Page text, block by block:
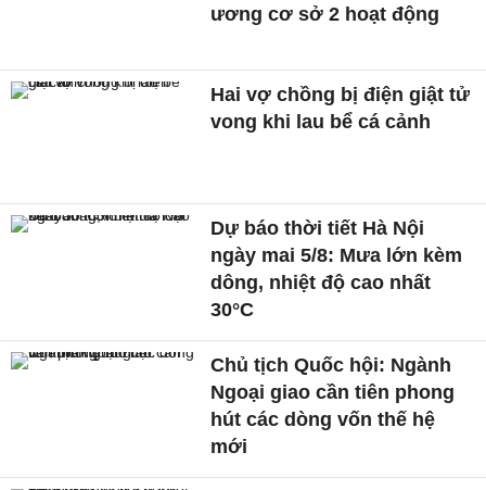
ương cơ sở 2 hoạt động
Hai vợ chồng bị điện giật tử
vong khi lau bể cá cảnh
Dự báo thời tiết Hà Nội
ngày mai 5/8: Mưa lớn kèm
dông, nhiệt độ cao nhất
30°C
Chủ tịch Quốc hội: Ngành
Ngoại giao cần tiên phong
hút các dòng vốn thế hệ
mới